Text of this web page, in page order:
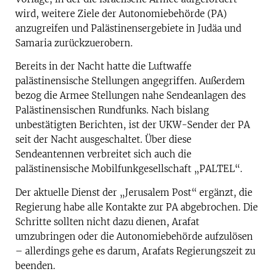
wird, weitere Ziele der Autonomiebehörde (PA)
anzugreifen und Palästinensergebiete in Judäa und
Samaria zurückzuerobern.
Bereits in der Nacht hatte die Luftwaffe
palästinensische Stellungen angegriffen. Außerdem
bezog die Armee Stellungen nahe Sendeanlagen des
Palästinensischen Rundfunks. Nach bislang
unbestätigten Berichten, ist der UKW-Sender der PA
seit der Nacht ausgeschaltet. Über diese
Sendeantennen verbreitet sich auch die
palästinensische Mobilfunkgesellschaft „PALTEL“.
Der aktuelle Dienst der „Jerusalem Post“ ergänzt, die
Regierung habe alle Kontakte zur PA abgebrochen. Die
Schritte sollten nicht dazu dienen, Arafat
umzubringen oder die Autonomiebehörde aufzulösen
– allerdings gehe es darum, Arafats Regierungszeit zu
beenden.